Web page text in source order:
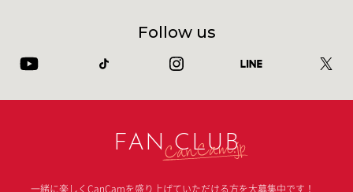
Follow us
FAN CLUB
一緒に楽しくCanCamを盛り上げていただける方を大募集中です！